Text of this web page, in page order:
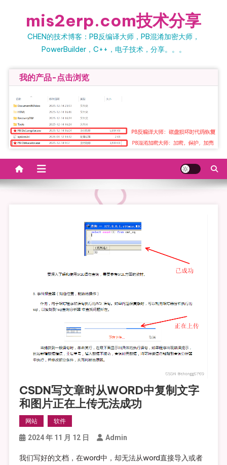
mis2erp.com技术分享
CHEN的技术博客：PB反编译大师，PB混淆加密大师，
PowerBuilder，C++，电子技术，分享。。。
我的产品-点击浏览
CSDN写文章时从WORD中复制文字
和图片正在上传无法成功
网站 软件
2024 年 11 月 12 日 Admin
我们写好的文档，在word中，却无法从word直接导入或者